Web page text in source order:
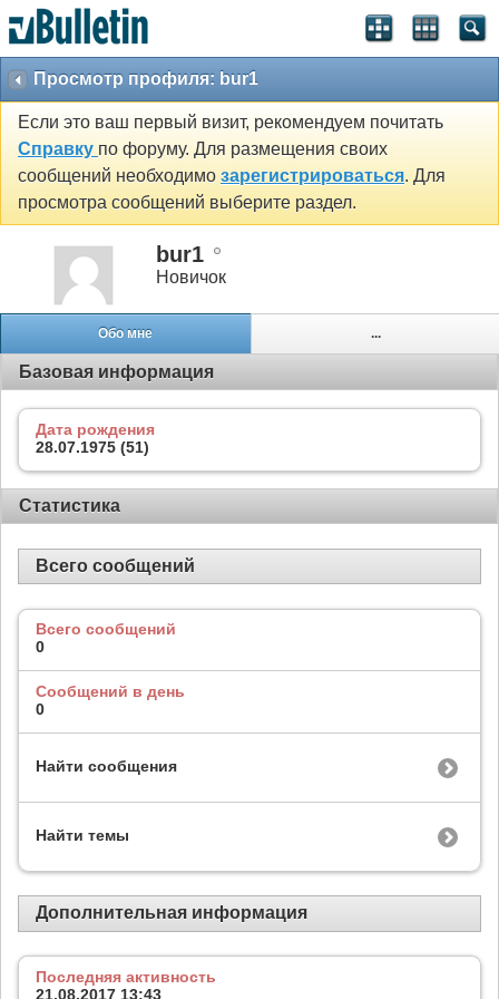
Просмотр профиля: bur1
Если это ваш первый визит, рекомендуем почитать
Справку по форуму. Для размещения своих
сообщений необходимо зарегистрироваться. Для
просмотра сообщений выберите раздел.
bur1
Новичок
Обо мне ...
Базовая информация
Дата рождения
28.07.1975 (51)
Статистика
Всего сообщений
Всего сообщений
0
Сообщений в день
0
Найти сообщения
Найти темы
Дополнительная информация
Последняя активность
21.08.2017 13:43